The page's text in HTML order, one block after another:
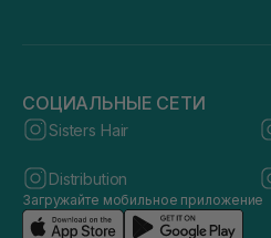
СОЦИАЛЬНЫЕ СЕТИ
Sisters Hair
Distribution
Загружайте мобильное приложение